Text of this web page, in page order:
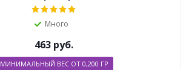
Много
463 руб.
МИНИМАЛЬНЫЙ ВЕС ОТ 0,200 ГР